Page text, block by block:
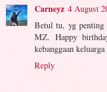
Carneyz 4 August
Betul tu, yg penting
MZ. Happy
kebanggaan
Reply